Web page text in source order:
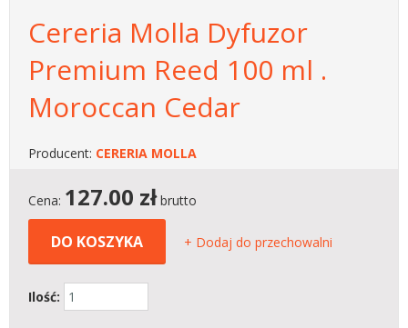
Cereria Molla Dyfuzor
Premium Reed 100 ml .
Moroccan Cedar
Producent: CERERIA MOLLA
Cena: 127.00 złbrutto
DO KOSZYKA + Dodaj do przechowalni
Ilość: